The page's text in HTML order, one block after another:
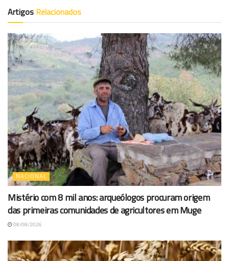
Artigos Relacionados
NACIONAL
Mistério com 8 mil anos: arqueólogos procuram origem
das primeiras comunidades de agricultores em Muge
08/08/2026